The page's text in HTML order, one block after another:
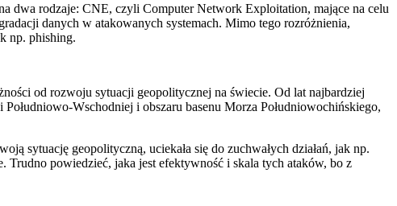
dwa rodzaje: CNE, czyli Computer Network Exploitation, mające na celu
danych w atakowanych systemach. Mimo tego rozróżnienia,
np. phishing.
od rozwoju sytuacji geopolitycznej na świecie. Od lat najbardziej
Wschodniej i obszaru basenu Morza Południowochińskiego,
sytuację geopolityczną, uciekała się do zuchwałych działań, jak np.
powiedzieć, jaka jest efektywność i skala tych ataków, bo z